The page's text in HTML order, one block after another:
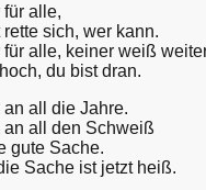
für alle,
rette sich, wer kann.
für alle, keiner weiß
du bist dran.
an all die Jahre.
an all den Schweiß
gute Sache.
Sache ist jetzt heiß.